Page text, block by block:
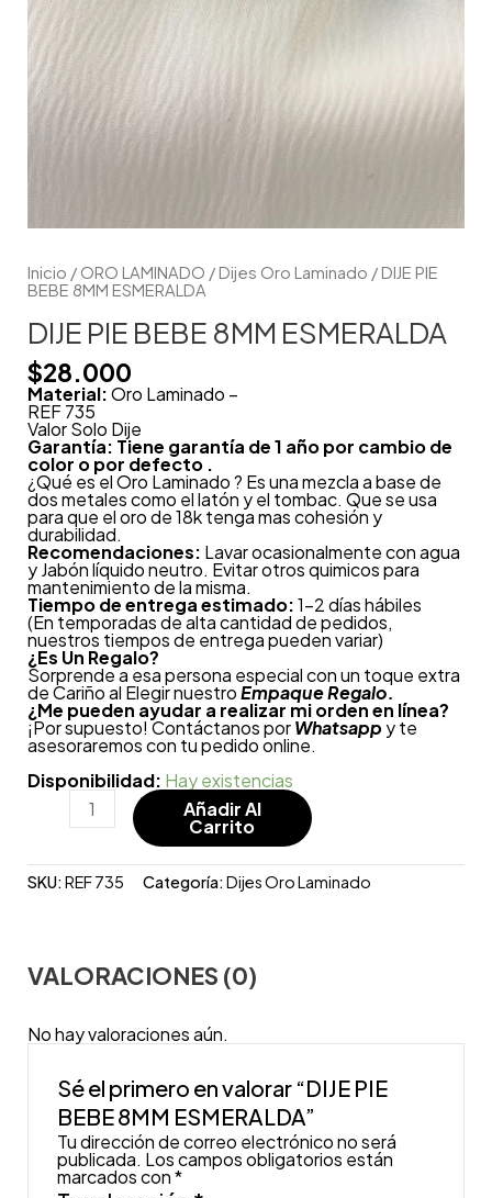
Inicio / ORO LAMINADO /Dijes Oro Laminado / DIJE PIE
BEBE 8MM ESMERALDA
DIJE PIE BEBE 8MM ESMERALDA
$28.000
Material:Oro Laminado –
REF 735
Valor Solo Dije
Garantía: Tiene garantía de 1 año por cambio de
color o por defecto .
¿Qué es el Oro Laminado ? Es una mezcla a base de
dos metales como el latón y el tombac. Que se usa
para que el oro de 18k tenga mas cohesión y
durabilidad.
Recomendaciones: Lavar ocasionalmente con agua
y Jabón líquido neutro. Evitar otros quimicos para
mantenimiento de la misma.
Tiempo de entrega estimado:1-2 días hábiles
(En temporadas de alta cantidad de pedidos,
nuestros tiempos de entrega pueden variar)
¿Es Un Regalo?
Sorprende a esa persona especial con un toque extra
de Cariño al Elegir nuestroEmpaque Regalo.
¿Me pueden ayudar a realizar mi orden en línea?
¡Por supuesto! Contáctanos porWhatsapp y te
asesoraremos con tu pedido online.
Disponibilidad: Hay existencias
Añadir Al
Carrito
SKU:REF 735 Categoría:Dijes Oro Laminado
VALORACIONES (0)
No hay valoraciones aún.
Sé el primero en valorar “DIJE PIE
BEBE 8MM ESMERALDA”
Tu dirección de correo electrónico no será
publicada. Los campos obligatorios están
marcados con*